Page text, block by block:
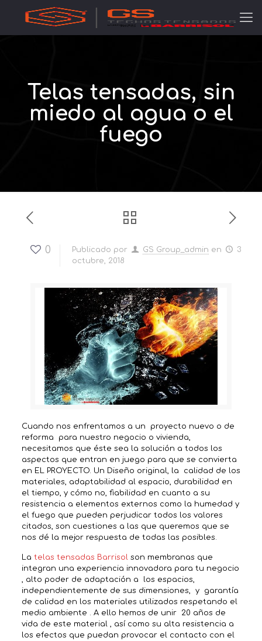
Telas tensadas, sin
miedo al agua o el
fuego
0 Publicado por GS Group_admin en
3
octubre, 2018
Cuando nos enfrentamos a un proyecto nuevo o de
reforma para nuestro negocio o vivienda,
necesitamos que éste sea la solución a todos los
aspectos que entran en juego para que se convierta
en EL PROYECTO. Un Diseño original, la calidad de los
materiales, adaptabilidad al espacio, durabilidad en
el tiempo, y cómo no, fiabilidad en cuanto a su
resistencia a elementos externos como la humedad y
el fuego que pueden perjudicar todos los valores
citados, son cuestiones a las que queremos que se
nos dé la mejor respuesta de todas las posibles.
La telas tensadas Barrisolson membranas que
integran una experiencia innovadora para tu negocio
, alto poder de adaptación a los espacios,
independientemente de sus dimensiones, y garantía
de calidad en los materiales utilizados respetando el
medio ambiente . A ello hemos de unir 20 años de
vida de este material , así como su alta resistencia a
los efectos que puedan provocar el contacto con el